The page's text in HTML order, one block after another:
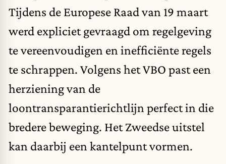
Tijdens de Europese Raad van 19 maart
werd expliciet gevraagd om regelgeving
te vereenvoudigen en inefficiënte regels
te schrappen. Volgens het VBO past een
herziening van de
loontransparantierichtlijn perfect in die
bredere beweging. Het Zweedse uitstel
kan daarbij een kantelpunt vormen.